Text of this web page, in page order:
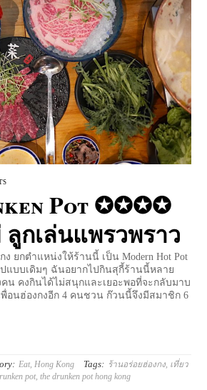
Pot ✪✪✪✪
กเล่นแพรวพราว
ยกตำแหน่งให้ร้านนี้ เป็น Modern Hot Pot
แบบเดิมๆ ฉันอยากไปกินสุกี้ร้านนี้หลาย
น คงกินได้ไม่สนุกและเยอะพอที่จะกลับมาบ
พื่อนฮ่องกงอีก 4 คนชวน ก๊วนนี้จึงมีสมาชิก 6
Eat,Hong Kong Tags: ร้านอร่อยฮ่องกง, เที่ยว
pot,the drunken pot hong kong